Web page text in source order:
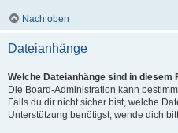
Nach oben
Dateianhänge
Welche Dateianhänge sind in diesem
Die Board-Administration kann
Falls du dir nicht sicher bist, welche
Unterstützung benötigst, wende dich